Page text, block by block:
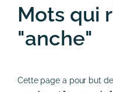
Mots qui
"anche"
Cette page a pour but